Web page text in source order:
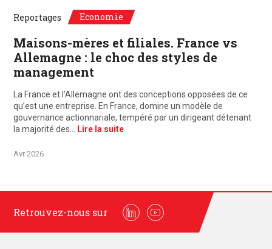
Reportages Economie
Maisons-mères et filiales. France vs
Allemagne : le choc des styles de
management
La France et l’Allemagne ont des conceptions opposées de ce
qu’est une entreprise. En France, domine un modèle de
gouvernance actionnariale, tempéré par un dirigeant détenant
la majorité des…
Lire la suite
Avr 2026
Retrouvez-nous sur
LinkedinYoutube